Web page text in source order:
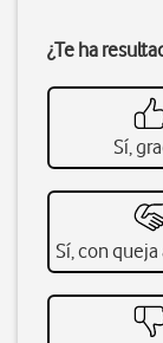
¿Te ha
Sí,
Sí, con